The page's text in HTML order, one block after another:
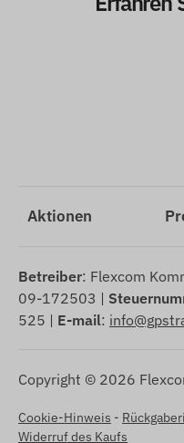
Aktionen
Betreiber: Flexcom
09-172503 |
525 | E-mail:
Copyright © 2026
Cookie-Hinweis -
Widerruf des Kaufs